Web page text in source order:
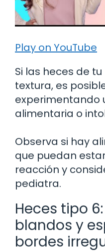
Play on YouTube
Si las heces de
textura, es
experimentando
alimentaria o
Observa si hay
que puedan
reacción y
pediatra.
Heces tipo
blandos y
bordes